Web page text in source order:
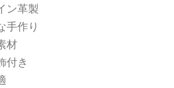
ン革製
手作り
材
付き